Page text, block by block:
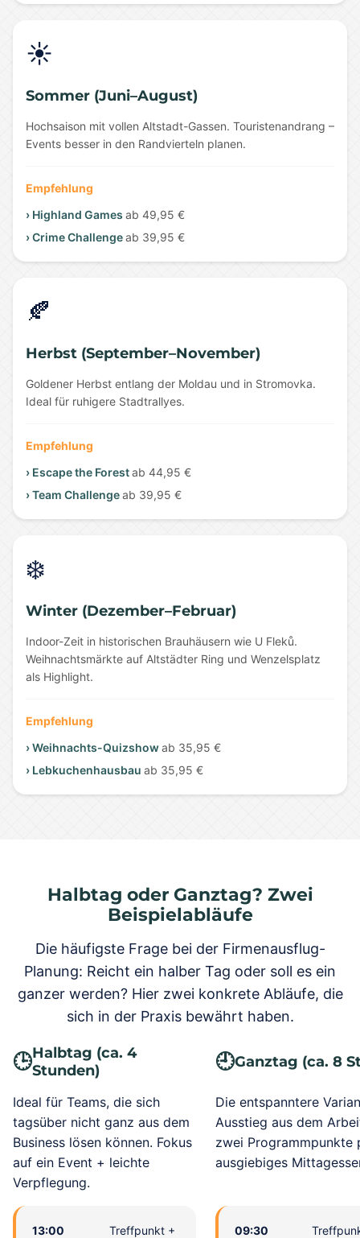
☀️
Sommer (Juni–August)
Hochsaison mit vollen Altstadt-Gassen. Touristenandrang –
Events besser in den Randvierteln planen.
Empfehlung
› Highland Games ab 49,95 €
› Crime Challengeab 39,95 €
🍂
Herbst (September–November)
Goldener Herbst entlang der Moldau und in Stromovka.
Ideal für ruhigere Stadtrallyes.
Empfehlung
› Escape the Forestab 44,95 €
› Team Challengeab 39,95 €
❄️
Winter (Dezember–Februar)
Indoor-Zeit in historischen Brauhäusern wie U Fleků.
Weihnachtsmärkte auf Altstädter Ring und Wenzelsplatz
als Highlight.
Empfehlung
› Weihnachts-Quizshowab 35,95 €
› Lebkuchenhausbau ab 35,95 €
Halbtag oder Ganztag? Zwei
Beispielabläufe
Die häufigste Frage bei der Firmenausflug-
Planung: Reicht ein halber Tag oder soll es ein
ganzer werden? Hier zwei konkrete Abläufe, die
sich in der Praxis bewährt haben.
🕒Halbtag (ca. 4
Stunden)
🕘Ganztag (ca. 8
Ideal für Teams, die sich
tagsüber nicht ganz aus dem
Business lösen können. Fokus
auf ein Event + leichte
Verpflegung.
Die entspanntere
Ausstieg aus dem
zwei Programmpunkte
ausgiebiges
13:00
Treffpunkt +
09:30